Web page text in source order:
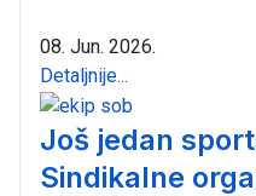
08. Jun. 2026.
Detaljnije...
Još jedan
Sindikalne